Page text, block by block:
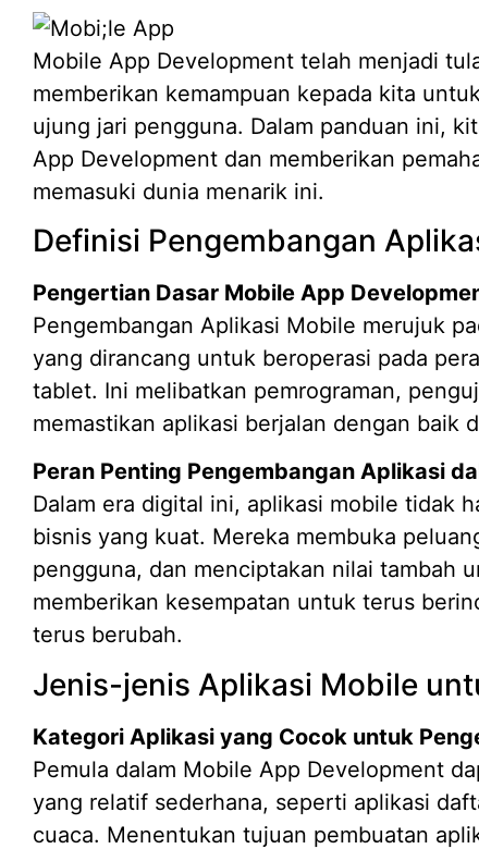
Mobile App Development telah menjadi
memberikan kemampuan kepada kita
ujung jari pengguna. Dalam panduan ini,
App Development dan memberikan
memasuki dunia menarik ini.
Definisi Pengembangan
Pengertian Dasar Mobile App
Pengembangan Aplikasi Mobile merujuk
yang dirancang untuk beroperasi pada
tablet. Ini melibatkan pemrograman,
memastikan aplikasi berjalan dengan baik
Peran Penting Pengembangan Aplikasi
Dalam era digital ini, aplikasi mobile tidak
bisnis yang kuat. Mereka membuka
pengguna, dan menciptakan nilai tambah
memberikan kesempatan untuk terus
terus berubah.
Jenis-jenis Aplikasi Mobile
Kategori Aplikasi yang Cocok untuk
Pemula dalam Mobile App Development
yang relatif sederhana, seperti aplikasi
cuaca. Menentukan tujuan pembuatan